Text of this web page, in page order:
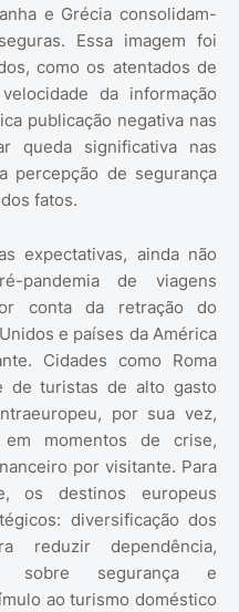
e Grécia consolidam-
Essa imagem foi
como os atentados de
da informação
publicação negativa nas
queda significativa nas
percepção de segurança
fatos.
expectativas, ainda não
pandemia de viagens
conta da retração do
e países da América
Cidades como Roma
de turistas de alto gasto
por sua vez,
momentos de crise,
por visitante. Para
os destinos europeus
diversificação dos
reduzir dependência,
sobre segurança e
ao turismo doméstico